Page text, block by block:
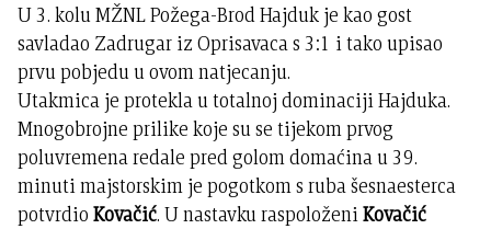
U 3. kolu MŽNL Požega-Brod Hajduk je kao gost
savladao Zadrugar iz Oprisavaca s 3:1 i tako upisao
prvu pobjedu u ovom natjecanju.
Utakmica je protekla u totalnoj dominaciji Hajduka.
Mnogobrojne prilike koje su se tijekom prvog
poluvremena redale pred golom domaćina u 39.
minuti majstorskim je pogotkom s ruba šesnaesterca
potvrdioKovačić. U nastavku raspoloženiKovačić